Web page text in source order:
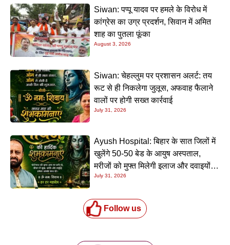
Siwan: पप्पू यादव पर हमले के विरोध में
कांग्रेस का उग्र प्रदर्शन, सिवान में अमित
शाह का पुतला फूंका
August 3, 2026
Siwan: चेहल्लुम पर प्रशासन अलर्ट: तय
रूट से ही निकलेगा जुलूस, अफवाह फैलाने
वालों पर होगी सख्त कार्रवाई
July 31, 2026
Ayush Hospital: बिहार के सात जिलों में
खुलेंगे 50-50 बेड के आयुष अस्पताल,
मरीजों को मुफ्त मिलेगी इलाज और दवाइयों
की सुविधा
July 31, 2026
Follow us